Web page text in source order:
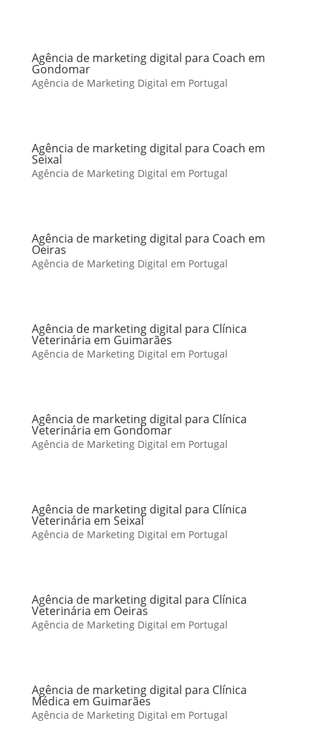
Agência de marketing digital para Coach em
Gondomar
Agência de Marketing Digital em Portugal
Agência de marketing digital para Coach em
Seixal
Agência de Marketing Digital em Portugal
Agência de marketing digital para Coach em
Oeiras
Agência de Marketing Digital em Portugal
Agência de marketing digital para Clínica
Veterinária em Guimarães
Agência de Marketing Digital em Portugal
Agência de marketing digital para Clínica
Veterinária em Gondomar
Agência de Marketing Digital em Portugal
Agência de marketing digital para Clínica
Veterinária em Seixal
Agência de Marketing Digital em Portugal
Agência de marketing digital para Clínica
Veterinária em Oeiras
Agência de Marketing Digital em Portugal
Agência de marketing digital para Clínica
Médica em Guimarães
Agência de Marketing Digital em Portugal